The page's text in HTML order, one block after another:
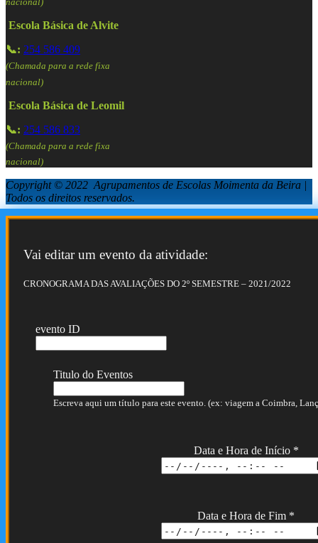
Escola Básica de Alvite
📞: 254 586 409
(Chamada para a rede fixa
nacional)
Escola Básica de Leomil
📞: 254 586 833
(Chamada para a rede fixa
nacional)
Copyright © 2022 Agrupamentos de Escolas Moimenta da Beira |
Todos os direitos reservados.
Vai editar um evento da atividade:
CRONOGRAMA DAS AVALIAÇÕES DO 2º SEMESTRE – 2021/2022
evento ID
Titulo do Eventos
Escreva aqui um título para este evento. (ex: viagem a Coimbra,
Data e Hora de Início *
Data e Hora de Fim *